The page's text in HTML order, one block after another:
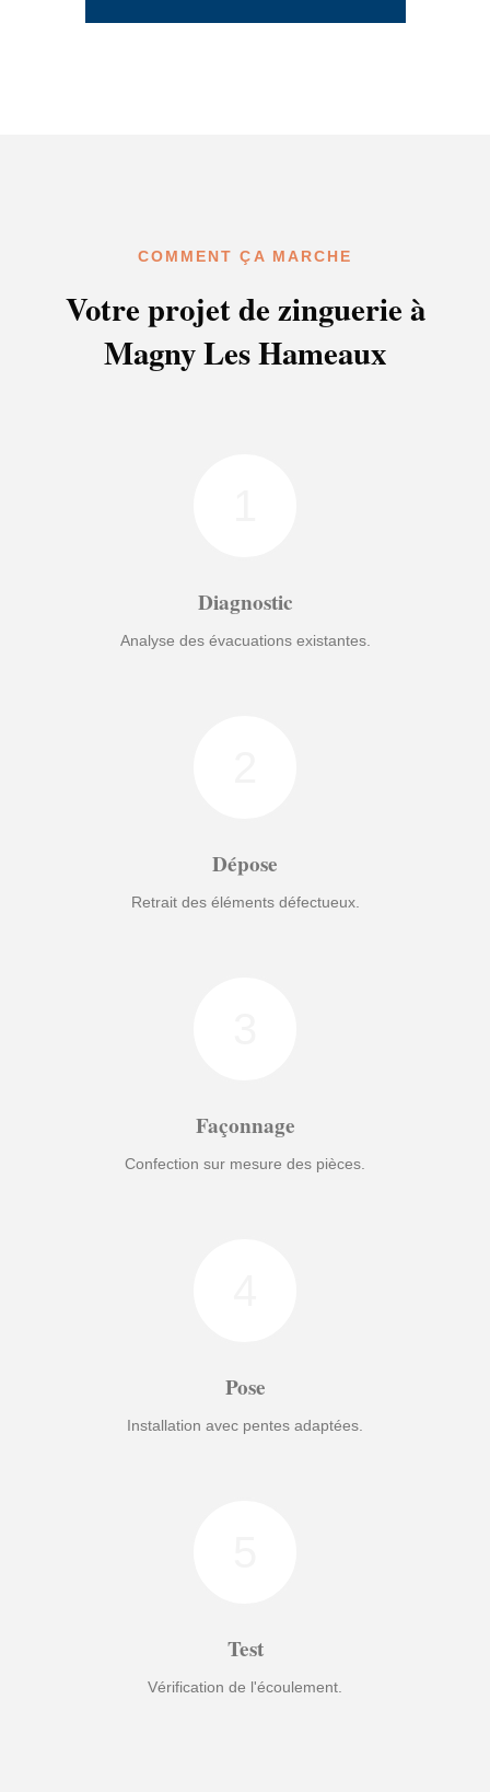
COMMENT ÇA MARCHE
Votre projet de zinguerie à
Magny Les Hameaux
Diagnostic
Analyse des évacuations existantes.
Dépose
Retrait des éléments défectueux.
Façonnage
Confection sur mesure des pièces.
Pose
Installation avec pentes adaptées.
Test
Vérification de l'écoulement.